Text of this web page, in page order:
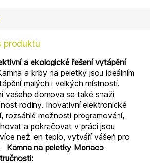
produktu
a ekologické řešení vytápění
a krby na peletky jsou ideálním
malých i velkých místností.
vašeho domova se také snaží
rodiny. Inovativní elektronické
rozsáhlé možnosti programování,
a pokračovat v práci jsou
než jen teplo, vytváří vášeň pro
Kamna na peletky Monaco